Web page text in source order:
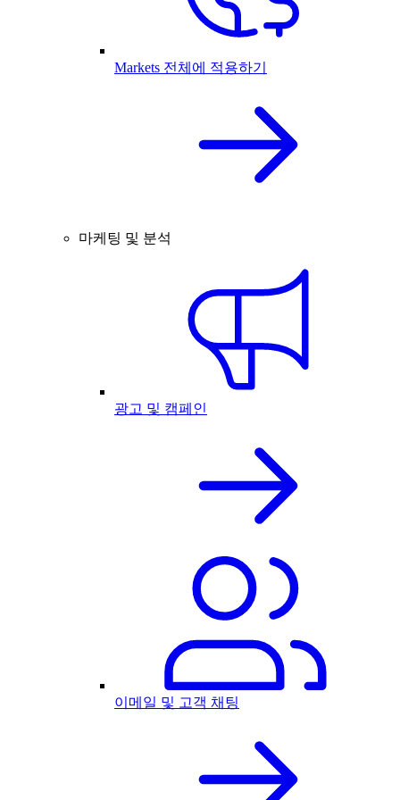
Markets 전체에 적용하기
마케팅 및 분석
광고 및 캠페인
이메일 및 고객 채팅